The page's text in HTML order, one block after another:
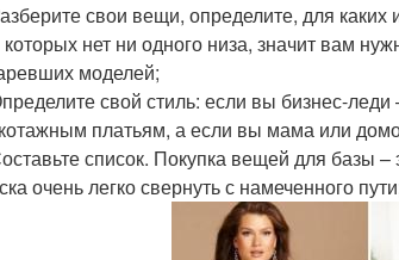
свои вещи, определите, для каких
нет ни одного низа, значит вам
моделей;
свой стиль: если вы бизнес-
платьям, а если вы мама или
список. Покупка вещей для базы
очень легко свернуть с намеченного